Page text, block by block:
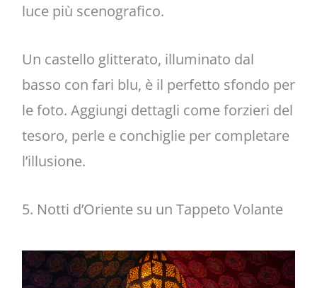
luce più scenografico.
Un castello glitterato, illuminato dal
basso con fari blu, è il perfetto sfondo per
le foto. Aggiungi dettagli come forzieri del
tesoro, perle e conchiglie per completare
l’illusione.
5. Notti d’Oriente su un Tappeto Volante